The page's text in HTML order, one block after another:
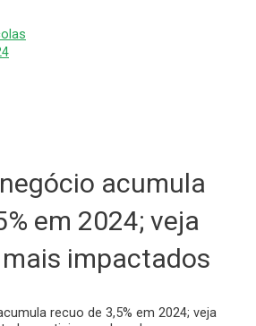
acumula
em 2024; veja
impactados